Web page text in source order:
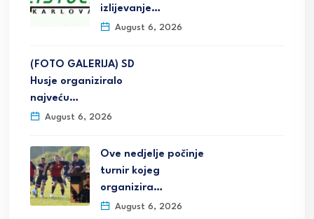
izlijevanje…
August 6, 2026
(FOTO GALERIJA) SD
Husje organiziralo
najveću…
August 6, 2026
Ove nedjelje počinje
turnir kojeg
organizira…
August 6, 2026